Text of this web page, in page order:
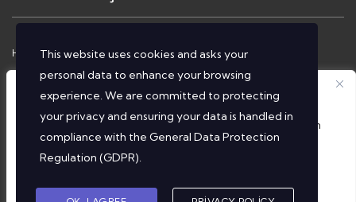
Gizliliğinize Önem Veriyoruz
Tarayıcı deneyiminizi geliştirmek, kişiselleştirilmiş reklam
veya içerik sunmak ve trafiğimizi analiz etmek amacıyla
çerezler kullanıyoruz. 'Hepsini Kabul Et' seçeneğine
Hakkımızda İletişim
Çözümlerimiz Gizlilik Politikası
Hizmetlerimiz Aydınlatma Metni
This website uses cookies and asks your
personal data to enhance your browsing
experience. We are committed to protecting
your privacy and ensuring your data is handled in
compliance with the General Data Protection
Regulation (GDPR).